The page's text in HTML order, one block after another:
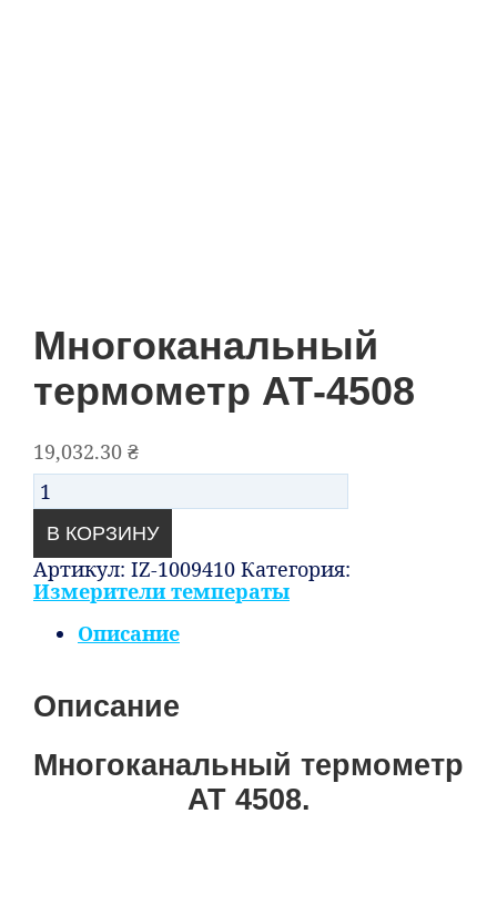
Многоканальный
термометр АТ-4508
19,032.30 ₴
Количество
В КОРЗИНУ
Артикул: IZ-1009410 Категория:
Измерители температы
Описание
Описание
Многоканальный термометр
AT 4508.